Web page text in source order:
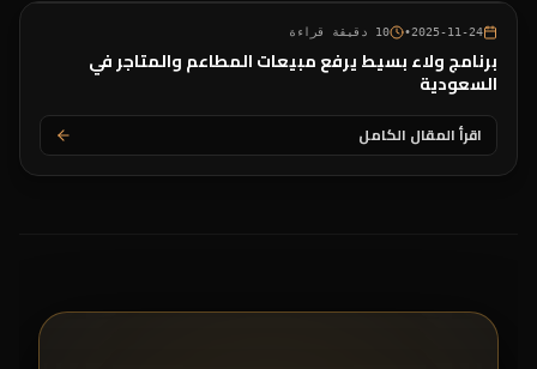
2025-11-24
•
10 دقيقة قراءة
برنامج ولاء بسيط يرفع مبيعات المطاعم والمتاجر في
السعودية
اقرأ المقال الكامل